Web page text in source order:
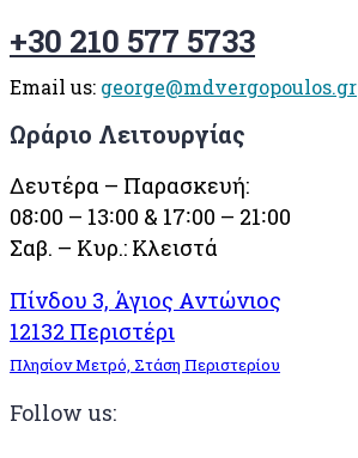
+30 210 577 5733
Email us: george@mdvergopoulos.gr
Ωράριο Λειτουργίας
Δευτέρα – Παρασκευή:
08∶00 – 13∶00 & 17∶00 – 21∶00
Σαβ. – Κυρ.: Κλειστά
Πίνδου 3, Άγιος Αντώνιος
12132 Περιστέρι
Πλησίον Μετρό, Στάση Περιστερίου
Follow us: